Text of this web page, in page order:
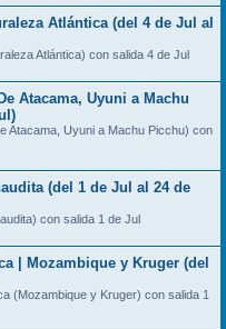
Atlántica (del 4 de Jul al
Atlántica) con salida 4 de Jul
Atacama, Uyuni a Machu
Atacama, Uyuni a Machu Picchu) con
(del 1 de Jul al 24 de
con salida 1 de Jul
| Mozambique y Kruger (del
(Mozambique y Kruger) con salida 1